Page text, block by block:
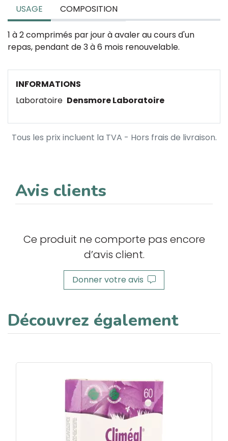
USAGE COMPOSITION
1 à 2 comprimés par jour à avaler au cours d'un
repas, pendant de 3 à 6 mois renouvelable.
INFORMATIONS
Laboratoire Densmore Laboratoire
Tous les prix incluent la TVA - Hors frais de livraison.
Avis clients
Ce produit ne comporte pas encore
d’avis client.
Donner votre avis
Découvrez également